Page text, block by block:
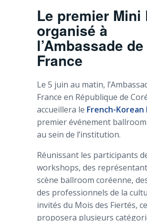
Le premier Mini
organisé à
l’Ambassade de
France
Le 5 juin au matin,
France en République de
accueillera le French-Korean
premier événement
au sein de l’institution.
Réunissant les participants
workshops, des
scène ballroom coréenne,
des professionnels de la
invités du Mois des Fiertés,
proposera plusieurs